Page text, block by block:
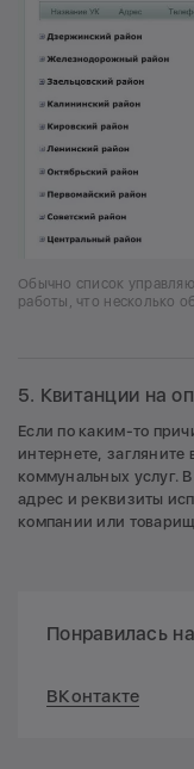
Обычно список
работы, что несколько
5. Квитанции на
Если по каким-то
интернете,
коммунальных услуг.
адрес и реквизиты
компании или
Понравилась
ВКонтакте